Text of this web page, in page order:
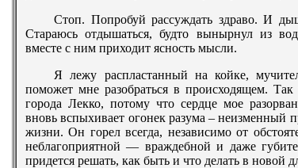
Стоп. Попробуй рассуждать здраво. И
Стараюсь отдышаться, будто вынырнул из
вместе с ним приходит ясность мысли.
Я лежу распластанный на койке,
поможет мне разобраться в происходящем.
города Лекко, потому что сердце мое
вновь вспыхивает огонек разума – неизменный
жизни. Он горел всегда, независимо от
неблагоприятной — враждебной и даже
придется решать, как быть и что делать в новой